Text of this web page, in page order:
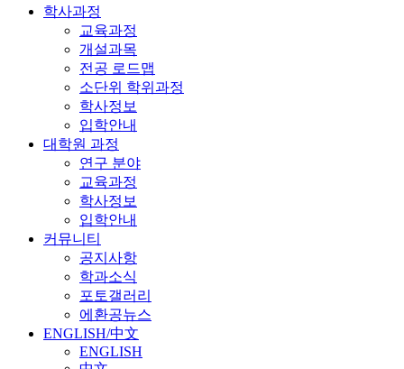
학사과정
교육과정
개설과목
전공 로드맵
소단위 학위과정
학사정보
입학안내
대학원 과정
연구 분야
교육과정
학사정보
입학안내
커뮤니티
공지사항
학과소식
포토갤러리
에환공뉴스
ENGLISH/中文
ENGLISH